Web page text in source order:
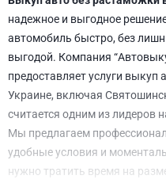
надежное и выгодное
автомобиль быстро, без
выгодой. Компания
предоставляет услуги выкуп
Украине, включая
считается одним из лидеров
Мы предлагаем
удобные условия и
нужно тратить время на